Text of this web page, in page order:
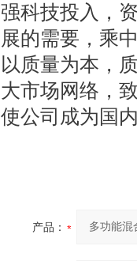
强科技投入，
展的需要，乘
以质量为本，
大市场网络，
使公司成为国
产品：